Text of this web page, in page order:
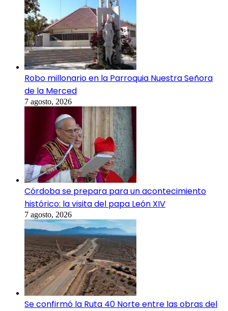
Robo millonario en la Parroquia Nuestra Señora
de la Merced
7 agosto, 2026
Córdoba se prepara para un acontecimiento
histórico: la visita del papa León XIV
7 agosto, 2026
Se confirmó la Ruta 40 Norte entre las obras del